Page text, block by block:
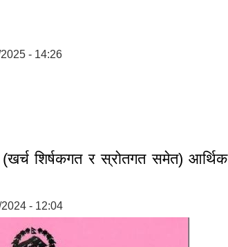
- 14:26
शिर्षकगत र स्रोतगत समेत) आर्थिक
- 12:04